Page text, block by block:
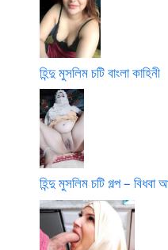
হিন্দু মুসলিম চটি বাংলা কাহিনী
হিন্দু মুসলিম চটি গল্প – বিধবা